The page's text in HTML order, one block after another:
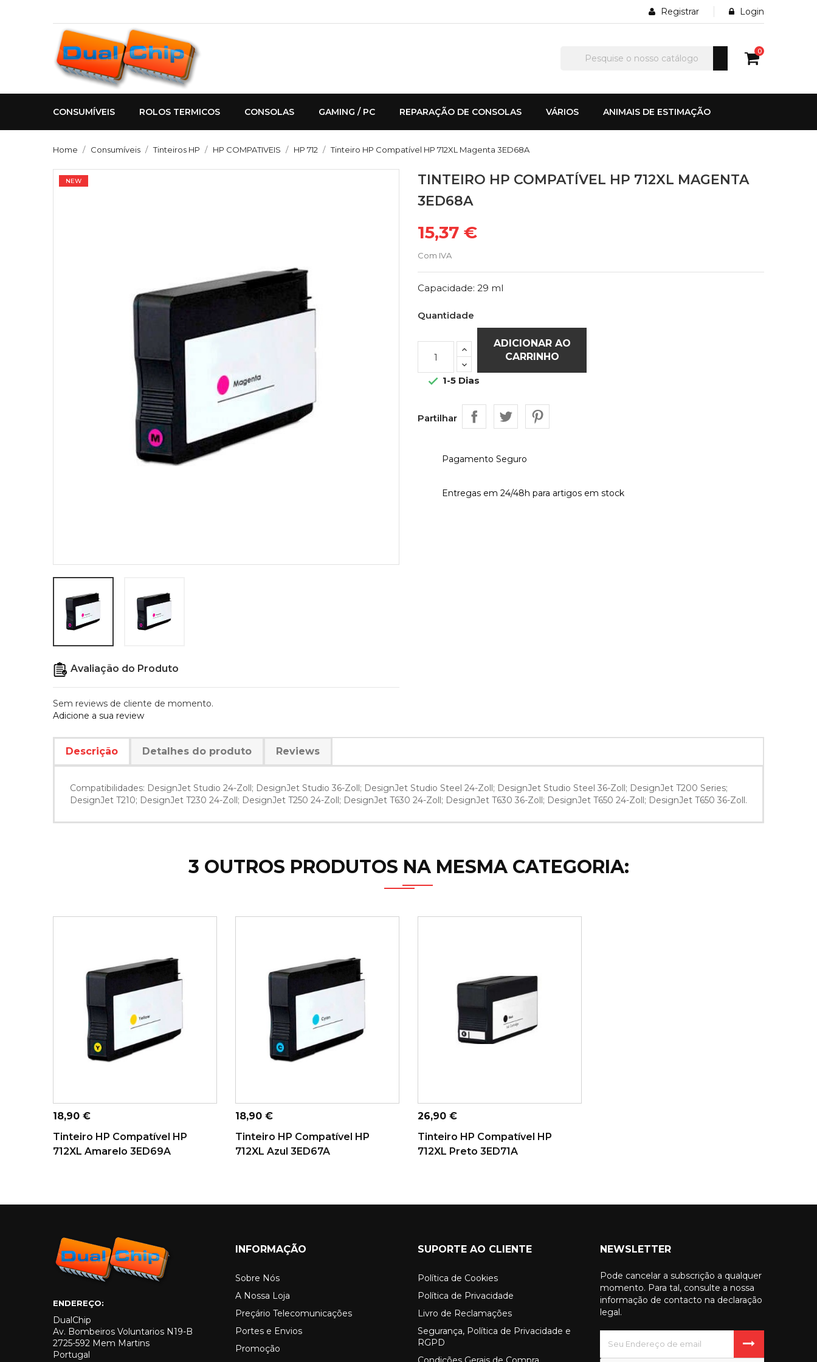
Registrar Login
0
CONSUMÍVEIS ROLOS TERMICOS CONSOLAS GAMING / PC REPARAÇÃO DE CONSOLAS VÁRIOS ANIMAIS DE ESTIMAÇÃO
Home Consumíveis Tinteiros HP HP COMPATIVEIS HP 712 Tinteiro HP Compatível HP 712XL Magenta 3ED68A
NEW
Avaliação do Produto
Sem reviews de cliente de momento.
Adicione a sua review
TINTEIRO HP COMPATÍVEL HP 712XL MAGENTA
3ED68A
15,37 €
Com IVA
Capacidade: 29 ml
Quantidade
ADICIONAR AO
CARRINHO
 1-5 Dias
Partilhar
Pagamento Seguro
Entregas em 24/48h para artigos em stock
Descrição Detalhes do produto Reviews
Compatibilidades: DesignJet Studio 24-Zoll; DesignJet Studio 36-Zoll; DesignJet Studio Steel 24-Zoll; DesignJet Studio Steel 36-Zoll; DesignJet T200 Series;
DesignJet T210; DesignJet T230 24-Zoll; DesignJet T250 24-Zoll; DesignJet T630 24-Zoll; DesignJet T630 36-Zoll; DesignJet T650 24-Zoll; DesignJet T650 36-Zoll.
3 OUTROS PRODUTOS NA MESMA CATEGORIA:
CARRINHO
Preço
18,90 €
Tinteiro HP Compatível HP
712XL Amarelo 3ED69A
CARRINHO
Preço
18,90 €
Tinteiro HP Compatível HP
712XL Azul 3ED67A
CARRINHO
Preço
26,90 €
Tinteiro HP Compatível HP
712XL Preto 3ED71A
ENDEREÇO:
DualChip
Av. Bombeiros Voluntarios N19-B
2725-592 Mem Martins
Portugal
INFORMAÇÃO
Sobre Nós
A Nossa Loja
Preçário Telecomunicações
Portes e Envios
Promoção
SUPORTE AO CLIENTE
Política de Cookies
Política de Privacidade
Livro de Reclamações
Segurança, Política de Privacidade e
RGPD
NEWSLETTER
Pode cancelar a subscrição a qualquer
momento. Para tal, consulte a nossa
informação de contacto na declaração
legal.